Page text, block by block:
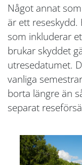
Något annat
är ett
som inkluderar
brukar skyddet
utresedatumet.
vanliga
borta längre än
separat